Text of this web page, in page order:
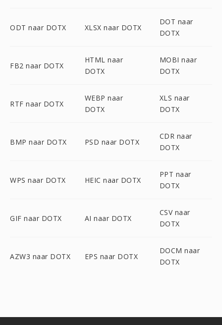
ODT naar DOTX XLSX naar DOTX
DOT naar
DOTX
FB2 naar DOTX
HTML naar
DOTX
MOBI naar
DOTX
RTF naar DOTX
WEBP naar
DOTX
XLS naar
DOTX
BMP naar DOTX PSD naar DOTX
CDR naar
DOTX
WPS naar DOTX HEIC naar DOTX
PPT naar
DOTX
GIF naar DOTX AI naar DOTX
CSV naar
DOTX
AZW3 naar DOTX EPS naar DOTX
DOCM naar
DOTX